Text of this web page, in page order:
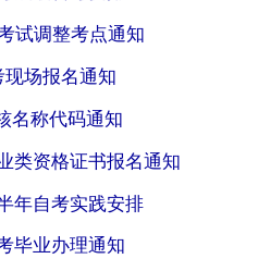
试调整考点通知
场报名通知
名称代码通知
类资格证书报名通知
年自考实践安排
毕业办理通知